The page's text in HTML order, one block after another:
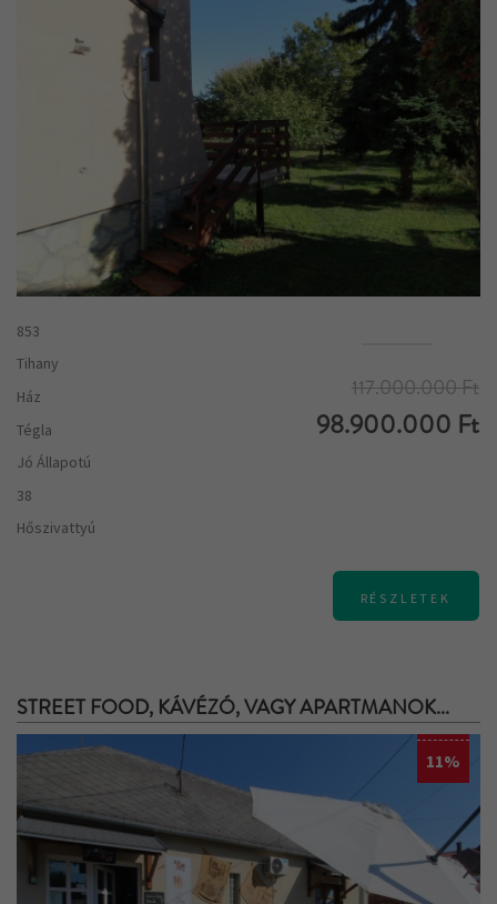
853
Tihany
Ház
Tégla
Jó Állapotú
38
Hőszivattyú
117.000.000 Ft
98.900.000 Ft
RÉSZLETEK
STREET FOOD, KÁVÉZÓ, VAGY APARTMANOK...
11%